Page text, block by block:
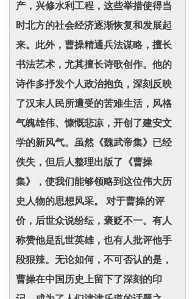
产，兴修水利工程，这些举措使得当
时北方的社会经济逐渐恢复和发展起
来。此外，曹操精通兵法谋略，擅长
书法艺术，尤其擅长诗歌创作。他的
诗作多抒发个人政治抱负，深刻反映
了汉末人民所遭受的苦难生活，风格
气魄雄伟、慷慨悲凉，开创了建安文
学的新风气。虽然《魏武帝集》已经
佚失，但后人整理出版了《曹操
集》，使我们能够领略到这位伟大历
史人物的思想风采。 对于曹操的评
价，后世众说纷纭，褒贬不一。有人
称赞他是乱世英雄，也有人批评他手
段狠辣。无论如何，不可否认的是，
曹操在中国历史上留下了深刻的印